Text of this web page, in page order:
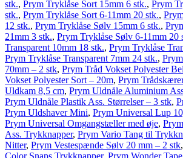
stk., Prym Tryklåse Sort 15mm 6 stk., Prym
stk., Prym Tryklåse Sort 6-11mm 20 stk.,
12 stk., Prym Tryklåse Sølv 15mm 6 stk.,
21mm 3 stk., Prym Tryklåse Sølv 6-11mm 20
Transparent 10mm 18 stk., Prym Tryklåse
Prym Tryklåse Transparent 7mm 24 stk.,
70mm – 2 stk, Prym Tråd Vokset Polyester
Vokset Polyester Sort – 20m, Prym
Uldkam 8,5 cm, Prym Uldnåle Aluminium
Prym Uldnåle Plastik Ass. Størrelser – 3 stk,
Prym Uldshaver Mini, Prym Universal Lup
Prym Universal Omgangstæller med øje,
Ass. Trykknapper, Prym Vario Tang til
Nitter, Prym Vestespænde Sølv 20 mm – 2 stk,
Color Snaps Trykknapper, Prym Wonder